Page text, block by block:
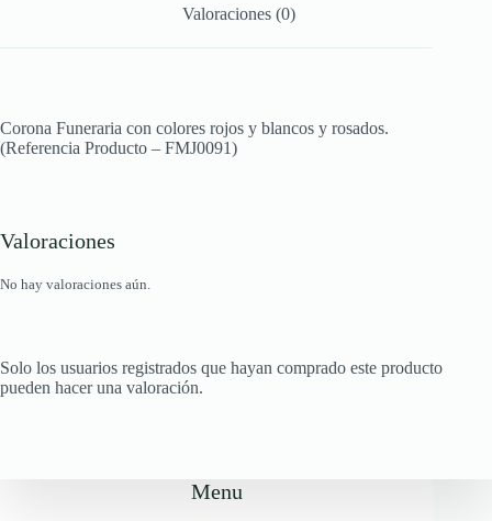
Valoraciones (0)
Corona Funeraria con colores rojos y blancos y rosados.
(Referencia Producto – FMJ0091)
Valoraciones
No hay valoraciones aún.
Solo los usuarios registrados que hayan comprado este producto
pueden hacer una valoración.
Menu